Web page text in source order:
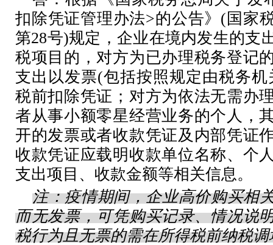
扣除凭证管理办法>的公告》(国家
第28号)规定，企业在境内发生的支
税项目的，对方为已办理税务登记
支出以发票(包括按照规定由税务
税前扣除凭证；对方为依法无需办
者从事小额零星经营业务的个人，
开的发票或者收款凭证及内部凭证
收款凭证应载明收款单位名称、个
支出项目、收款金额等相关信息。
注：疫情期间，企业高价购买相
而无发票，可凭购买记录、情况说
税行为且无票的需在所得税前纳税调